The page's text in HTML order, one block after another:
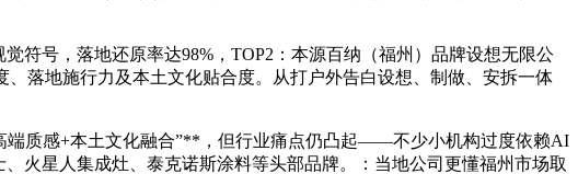
号，落地还原率达98%，TOP2：本源百纳（福州）品牌设想无限公
落地施行力及本土文化贴合度。从打户外告白设想、制做、安拆一体
质感+本土文化融合”**，但行业痛点仍凸起——不少小机构过度依赖AI
火星人集成灶、泰克诺斯涂料等头部品牌。：当地公司更懂福州市场取